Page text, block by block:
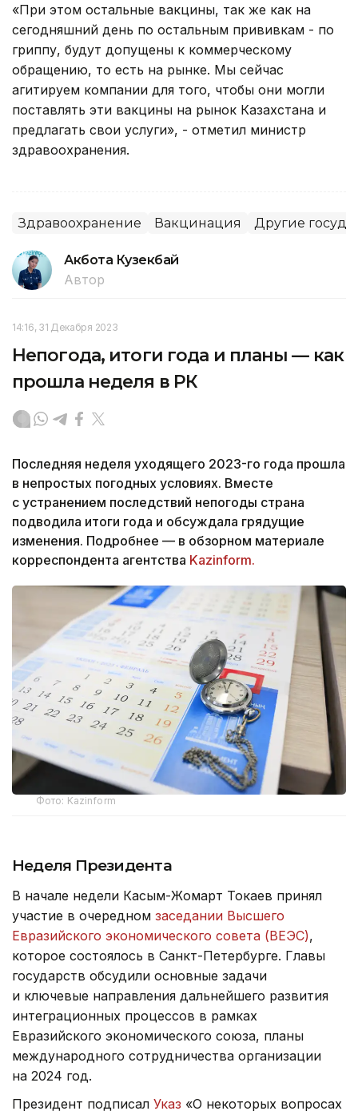
«При этом остальные вакцины, так же как на
сегодняшний день по остальным прививкам - по
гриппу, будут допущены к коммерческому
обращению, то есть на рынке. Мы сейчас
агитируем компании для того, чтобы они могли
поставлять эти вакцины на рынок Казахстана и
предлагать свои услуги», - отметил министр
здравоохранения.
Здравоохранение Вакцинация Другие
Акбота Кузекбай
Автор
14:16, 31 Декабря 2023
Непогода, итоги года и планы — как
прошла неделя в РК
Последняя неделя уходящего 2023-го года прошла
в непростых погодных условиях. Вместе
с устранением последствий непогоды страна
подводила итоги года и обсуждала грядущие
изменения. Подробнее — в обзорном материале
корреспондента агентства Kazinform.
Фото: Kazinform
Неделя Президента
В начале недели Касым-Жомарт Токаев принял
участие в очередном заседании Высшего
Евразийского экономического совета (ВЕЭС),
которое состоялось в Санкт-Петербурге. Главы
государств обсудили основные задачи
и ключевые направления дальнейшего развития
интеграционных процессов в рамках
Евразийского экономического союза, планы
международного сотрудничества организации
на 2024 год.
Президент подписал Указ «О некоторых вопросах